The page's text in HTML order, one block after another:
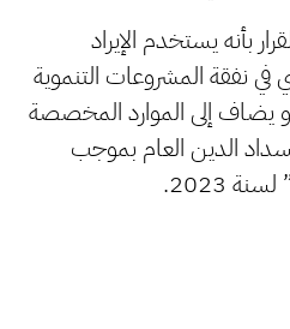
بأنه يستخدم الإيراد
نفقة المشروعات التنموية
يضاف إلى الموارد المخصصة
الدين العام بموجب